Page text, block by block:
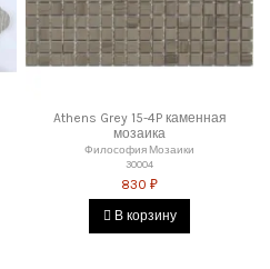
Athens Grey 15-4P каменная
мозаика
Философия Мозаики
30004
830 ₽
В корзину